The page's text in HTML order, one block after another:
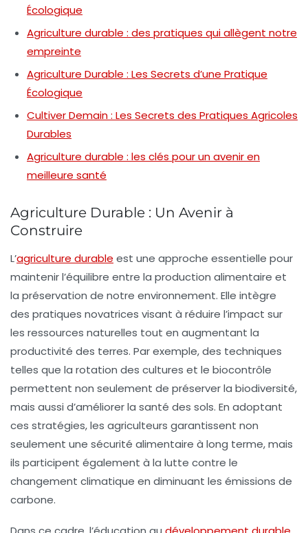
Écologique
Agriculture durable : des pratiques qui allègent notre
empreinte
Agriculture Durable : Les Secrets d’une Pratique
Écologique
Cultiver Demain : Les Secrets des Pratiques Agricoles
Durables
Agriculture durable : les clés pour un avenir en
meilleure santé
Agriculture Durable : Un Avenir à
Construire
L’agriculture durable est une approche essentielle pour
maintenir l’équilibre entre la production alimentaire et
la préservation de notre environnement. Elle intègre
des pratiques novatrices visant à réduire l’impact sur
les ressources naturelles tout en augmentant la
productivité des terres. Par exemple, des techniques
telles que la rotation des cultures et le biocontrôle
permettent non seulement de préserver la biodiversité,
mais aussi d’améliorer la santé des sols. En adoptant
ces stratégies, les agriculteurs garantissent non
seulement une sécurité alimentaire à long terme, mais
ils participent également à la lutte contre le
changement climatique en diminuant les émissions de
carbone.